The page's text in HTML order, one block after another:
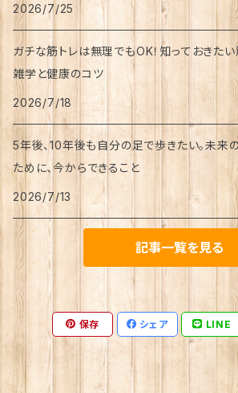
不眠
白龍セット
黒龍セット
2026/7/25
ガチな筋トレは無理でもOK！知っておきた
雑学と健康のコツ
2026/7/18
5年後、10年後も自分の足で歩きたい。未来
ために、今からできること
2026/7/13
記事一覧を見る
保存 シェア LINE